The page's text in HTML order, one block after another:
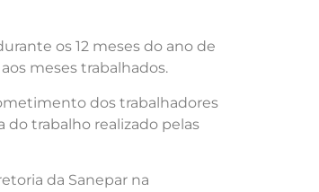
os 12 meses do ano de
meses trabalhados.
dos trabalhadores
do trabalho realizado pelas
da Sanepar na